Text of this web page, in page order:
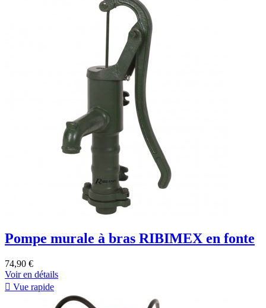
Pompe murale à bras RIBIMEX en fonte
74,90 €
Voir en détails
 Vue rapide